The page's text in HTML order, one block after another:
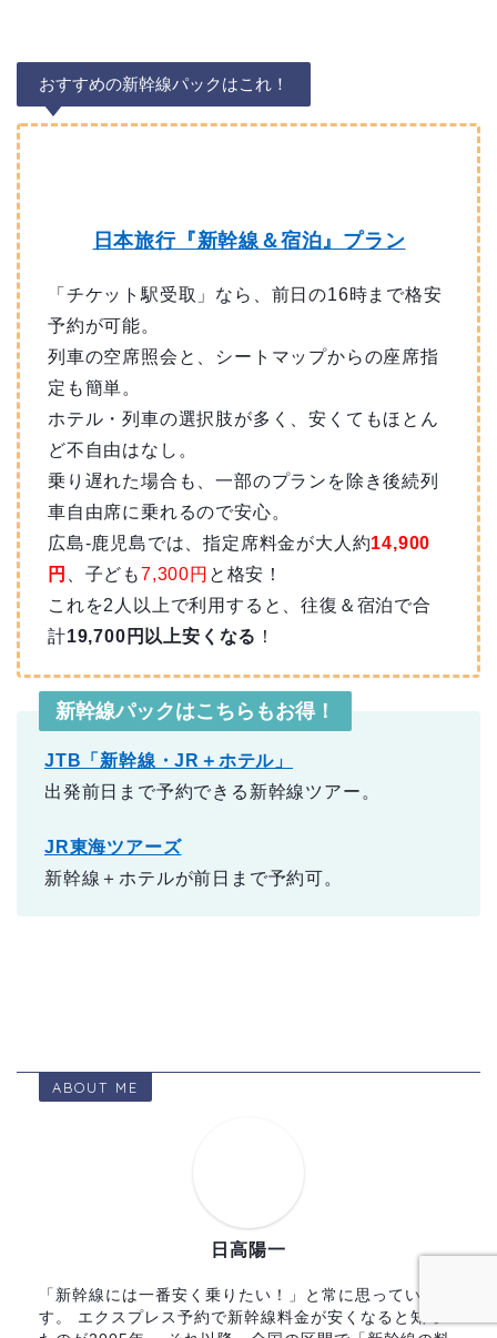
おすすめの新幹線パックはこれ！
日本旅行『新幹線＆宿泊』プラン
「チケット駅受取」なら、前日の16時まで格安
予約が可能。
列車の空席照会と、シートマップからの座席指
定も簡単。
ホテル・列車の選択肢が多く、安くてもほとん
ど不自由はなし。
乗り遅れた場合も、一部のプランを除き後続列
車自由席に乗れるので安心。
広島-鹿児島では、指定席料金が大人約14,900
円
、子ども7,300円 と格安！
これを2人以上で利用すると、往復＆宿泊で合
計19,700円以上安くなる ！
新幹線パックはこちらもお得！
JTB「新幹線・JR＋ホテル」
出発前日まで予約できる新幹線ツアー。
JR東海ツアーズ
新幹線＋ホテルが前日まで予約可。
ABOUT ME
日高陽一
「新幹線には一番安く乗りたい！」と常に思っていま
す。 エクスプレス予約で新幹線料金が安くなると知っ